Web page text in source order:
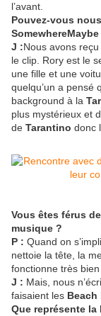
l’avant.
Pouvez-vous
SomewhereMaybe
J :Nous avons
le clip. Rory est le
une fille et une
quelqu’un a pensé
background à la
plus mystérieux et
de Tarantino donc
Vous êtes férus
musique ?
P : Quand on
nettoie la tête, la
fonctionne très
J : Mais, nous
faisaient les Beach
Que représente la